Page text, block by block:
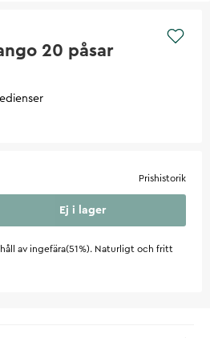
20 påsar
Prishistorik
Ej i lager
av ingefära(51%). Naturligt och fritt